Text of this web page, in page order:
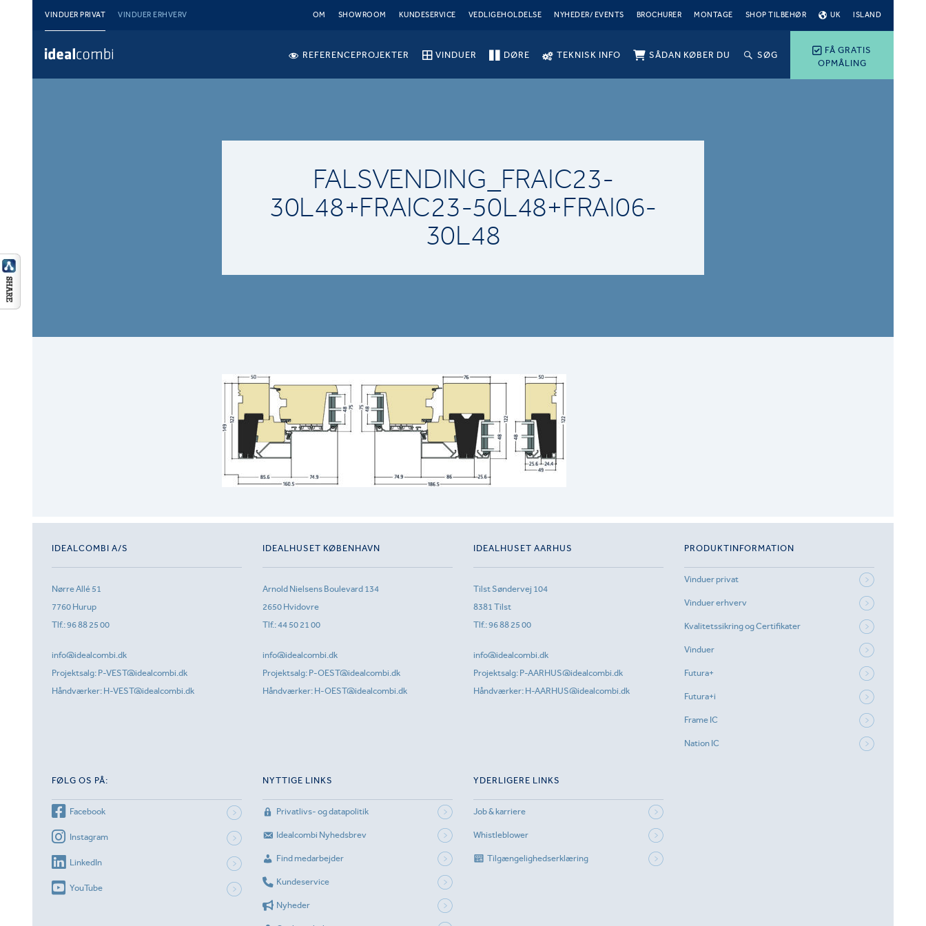
VINDUER PRIVAT VINDUER ERHVERV OM SHOWROOM KUNDESERVICE VEDLIGEHOLDELSE NYHEDER/ EVENTS BROCHURER MONTAGE SHOP TILBEHØR UK ISLAND
FÅ GRATIS
OPMÅLING
REFERENCEPROJEKTER VINDUER DØRE TEKNISK INFO SÅDAN KØBER DU SØG
FALSVENDING_FRAIC23-
30L48+FRAIC23-50L48+FRAI06-
30L48
IDEALCOMBI A/S
Nørre Allé 51
7760 Hurup
Tlf.:96 88 25 00
info@idealcombi.dk
Projektsalg: P-VEST@idealcombi.dk
Håndværker: H-VEST@idealcombi.dk
IDEALHUSET KØBENHAVN
Arnold Nielsens Boulevard 134
2650 Hvidovre
Tlf.:44 50 21 00
info@idealcombi.dk
Projektsalg: P-OEST@idealcombi.dk
Håndværker: H-OEST@idealcombi.dk
IDEALHUSET AARHUS
Tilst Søndervej 104
8381 Tilst
Tlf.:96 88 25 00
info@idealcombi.dk
Projektsalg: P-AARHUS@idealcombi.dk
Håndværker: H-AARHUS@idealcombi.dk
PRODUKTINFORMATION
Vinduer privat
Vinduer erhverv
Kvalitetssikring og Certifikater
Vinduer
Futura+
Futura+i
Frame IC
Nation IC
FØLG OS PÅ:
Facebook
Instagram
LinkedIn
YouTube
NYTTIGE LINKS
Privatlivs- og datapolitik
Idealcombi Nyhedsbrev
Find medarbejder
Kundeservice
Nyheder
YDERLIGERE LINKS
Job & karriere
Whistleblower
Tilgængelighedserklæring